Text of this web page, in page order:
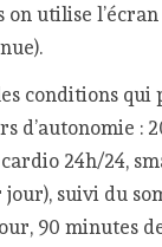
on utilise
conditions qui
d’autonomie :
24h/24,
jour), suivi du
90 minutes